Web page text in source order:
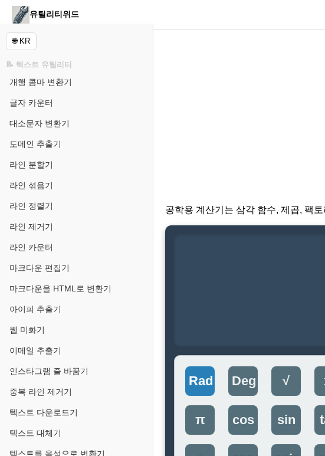
유틸리티위드
🌐 KR
📝 텍스트 유틸리티
개행 콤마 변환기
글자 카운터
대소문자 변환기
도메인 추출기
라인 분할기
라인 섞음기
라인 정렬기
라인 제거기
라인 카운터
마크다운 편집기
마크다운을 HTML로 변환기
아이피 추출기
웹 미화기
이메일 추출기
인스타그램 줄 바꿈기
중복 라인 제거기
텍스트 다운로드기
텍스트 대체기
텍스트를 음성으로 변환기
공학용 계산기는 삼각 함수, 제곱, 팩
Rad Deg √
π cos sin